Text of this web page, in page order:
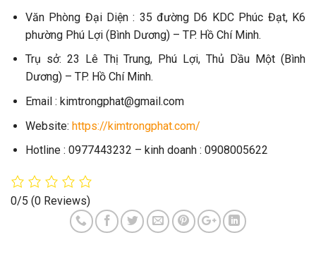
Văn Phòng Đại Diện : 35 đường D6 KDC Phúc Đạt, K6
phường Phú Lợi (Bình Dương) – TP. Hồ Chí Minh.
Trụ sở: 23 Lê Thị Trung, Phú Lợi, Thủ Dầu Một (Bình
Dương) – TP. Hồ Chí Minh.
Email : kimtrongphat@gmail.com
Website: https://kimtrongphat.com/
Hotline : 0977443232 – kinh doanh : 0908005622
0/5 (0 Reviews)